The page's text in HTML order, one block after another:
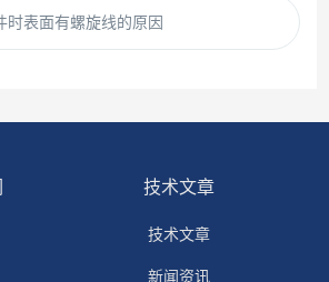
时表面有螺旋线的原因
技术文章
技术文章
新闻资讯